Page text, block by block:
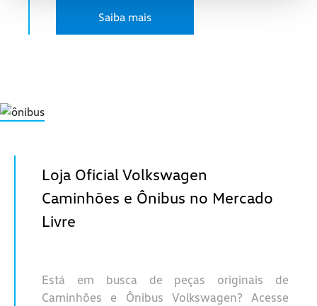
Gerenciar Cookies
Saiba mais
Loja Oficial Volkswagen
Caminhões e Ônibus no Mercado
Livre
Está em busca de peças originais de
Caminhões e Ônibus Volkswagen? Acesse